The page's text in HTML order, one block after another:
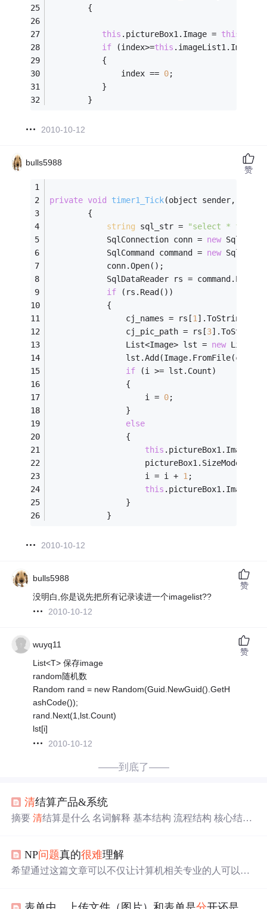
        {
this .pictureBox1.Image = this
if (index>=this
           {
               index ==
0;
           }
        }
2010-10-12
bulls5988
private void timer1_Tick(object sender,
        {
string sql_str =
"select * from
            SqlConnection conn =
new
            SqlCommand command =
new
            conn.Open();
SqlDataReader rs =
if (rs.Read())
            {
                cj_names = rs[
1 ].ToString();
                cj_pic_path = rs[
3
                List<Image> lst =
new
if (i >= lst.Count)
                {
                    i =
0;
                }
else
                {
this .pictureBox1.Image
pictureBox1.SizeMode =
                    i = i +
1 ;
this .pictureBox1.Image
                }
            }
2010-10-12
赞
bulls5988
没明白,你是说先把所有记录读进一个imagelist??
2010-10-12
赞
wuyq11
List<T> 保存image
random随机数
Random rand = new Random(Guid.NewGuid().GetH
ashCode());
rand.Next(1,lst.Count)
lst[i]
2010-10-12
赞
——到底了——
清结算产品&系统
摘要清结算是什么 名词解释 基本结构 流程结构 核心结构
摘要清结算行业在金融领域或者当前的互联网行业越来越
凸显，从刚开始踏入这一领域到实现其产品、系统整体过
入行的时候，真是资料难寻
NP问题真的很难理解
希望通过这篇文章可以不仅让计算机相关专业的人可以看